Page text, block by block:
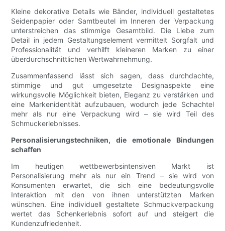
Kleine dekorative Details wie Bänder, individuell gestaltetes
Seidenpapier oder Samtbeutel im Inneren der Verpackung
unterstreichen das stimmige Gesamtbild. Die Liebe zum
Detail in jedem Gestaltungselement vermittelt Sorgfalt und
Professionalität und verhilft kleineren Marken zu einer
überdurchschnittlichen Wertwahrnehmung.
Zusammenfassend lässt sich sagen, dass durchdachte,
stimmige und gut umgesetzte Designaspekte eine
wirkungsvolle Möglichkeit bieten, Eleganz zu verstärken und
eine Markenidentität aufzubauen, wodurch jede Schachtel
mehr als nur eine Verpackung wird – sie wird Teil des
Schmuckerlebnisses.
Personalisierungstechniken, die emotionale Bindungen
schaffen
Im heutigen wettbewerbsintensiven Markt ist
Personalisierung mehr als nur ein Trend – sie wird von
Konsumenten erwartet, die sich eine bedeutungsvolle
Interaktion mit den von ihnen unterstützten Marken
wünschen. Eine individuell gestaltete Schmuckverpackung
wertet das Schenkerlebnis sofort auf und steigert die
Kundenzufriedenheit.